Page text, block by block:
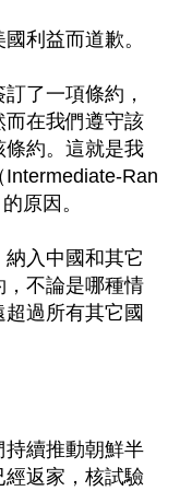
利益而道歉。
了一項條約，
在我們遵守該
約。這就是我
Ran
原因。
入中國和其它
，不論是哪種情
過所有其它國
續推動朝鮮半
返家，核試驗